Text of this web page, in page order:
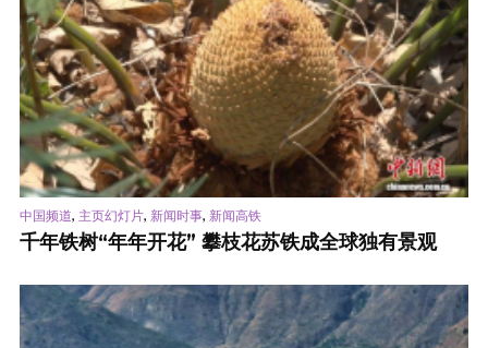
中国频道, 主页幻灯片, 新闻时事, 新闻高铁
千年铁树“年年开花” 攀枝花苏铁成全球独有景观